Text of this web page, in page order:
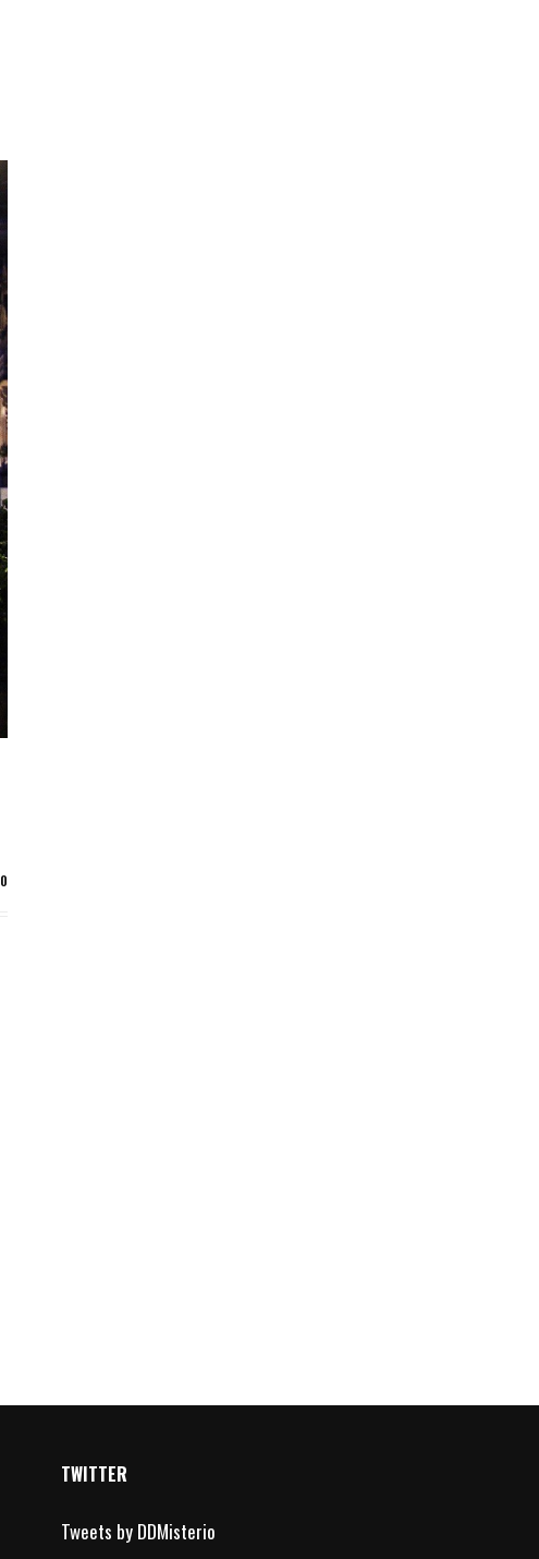
0
TWITTER
Tweets by DDMisterio